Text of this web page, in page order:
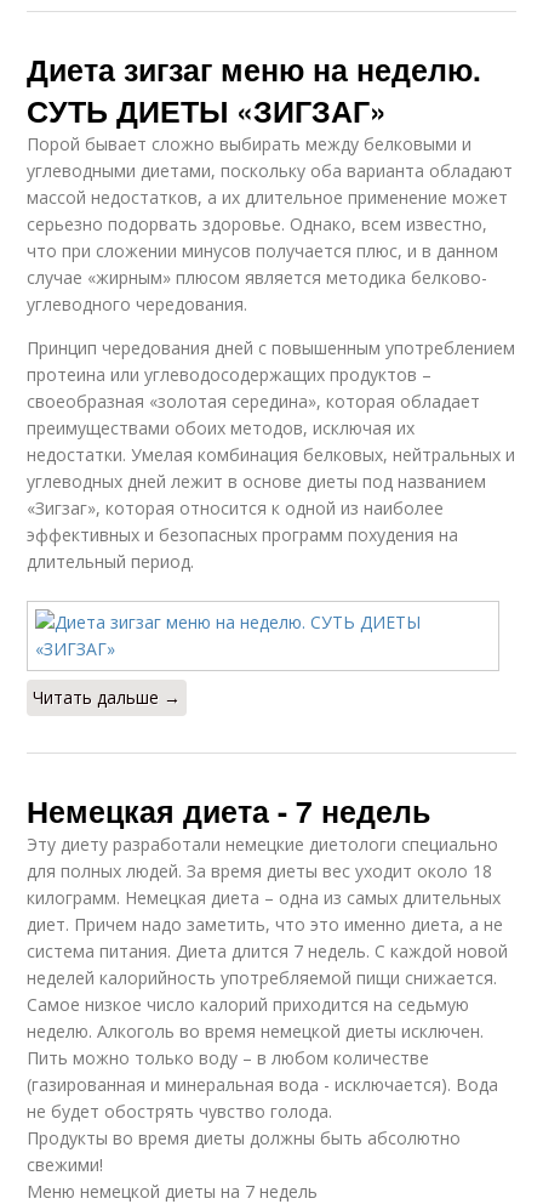
Диета зигзаг меню на неделю.
СУТЬ ДИЕТЫ «ЗИГЗАГ»
Порой бывает сложно выбирать между белковыми и
углеводными диетами, поскольку оба варианта обладают
массой недостатков, а их длительное применение может
серьезно подорвать здоровье. Однако, всем известно,
что при сложении минусов получается плюс, и в данном
случае «жирным» плюсом является методика белково-
углеводного чередования.
Принцип чередования дней с повышенным употреблением
протеина или углеводосодержащих продуктов –
своеобразная «золотая середина», которая обладает
преимуществами обоих методов, исключая их
недостатки. Умелая комбинация белковых, нейтральных и
углеводных дней лежит в основе диеты под названием
«Зигзаг», которая относится к одной из наиболее
эффективных и безопасных программ похудения на
длительный период.
Читать дальше →
Немецкая диета - 7 недель
Эту диету разработали немецкие диетологи специально
для полных людей. За время диеты вес уходит около 18
килограмм. Немецкая диета – одна из самых длительных
диет. Причем надо заметить, что это именно диета, а не
система питания. Диета длится 7 недель. С каждой новой
неделей калорийность употребляемой пищи снижается.
Самое низкое число калорий приходится на седьмую
неделю. Алкоголь во время немецкой диеты исключен.
Пить можно только воду – в любом количестве
(газированная и минеральная вода - исключается). Вода
не будет обострять чувство голода.
Продукты во время диеты должны быть абсолютно
свежими!
Меню немецкой диеты на 7 недель